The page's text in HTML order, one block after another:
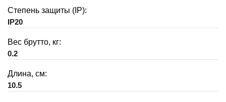
Степень защиты (IP):
IP20
Вес брутто, кг:
0.2
Длина, см:
10.5